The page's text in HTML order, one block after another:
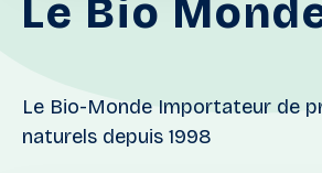
Le Bio
Le Bio-Monde Importateur de
naturels depuis 1998